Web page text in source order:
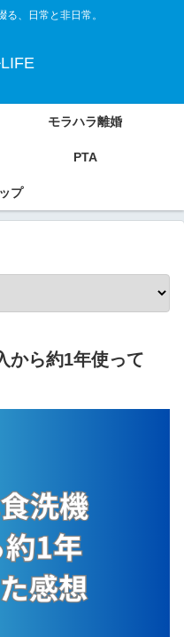
る、日常と非日常。
モラハラ離婚
PTA
プ
から約1年使って